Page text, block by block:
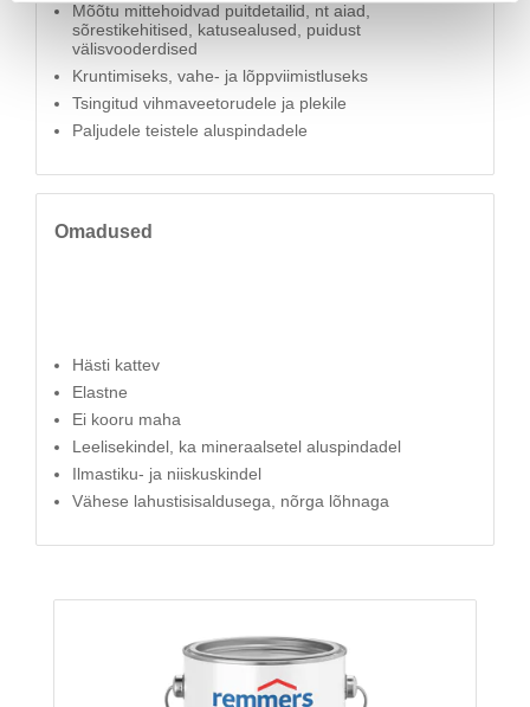
Mõõtu mittehoidvad puitdetailid, nt aiad,
sõrestikehitised, katusealused, puidust
välisvooderdised
Kruntimiseks, vahe- ja lõppviimistluseks
Tsingitud vihmaveetorudele ja plekile
Paljudele teistele aluspindadele
Omadused
Hästi kattev
Elastne
Ei kooru maha
Leelisekindel, ka mineraalsetel aluspindadel
Ilmastiku- ja niiskuskindel
Vähese lahustisisaldusega, nõrga lõhnaga